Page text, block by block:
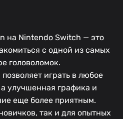
на Nintendo Switch — это
с одной из самых
головоломок.
играть в любое
улучшенная графика и
еще более приятным.
так и для опытных